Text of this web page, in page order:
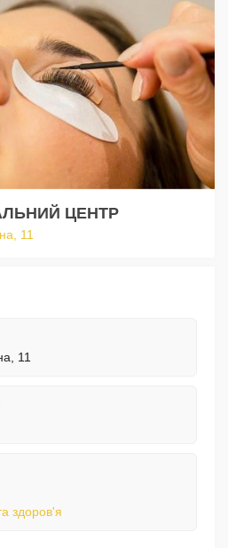
ЦЕНТР
11
11
здоров'я